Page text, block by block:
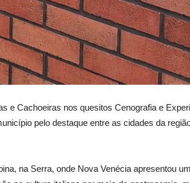
e Cachoeiras nos quesitos Cenografia e
pelo destaque entre as cidades da
na Serra, onde Nova Venécia apresentou um